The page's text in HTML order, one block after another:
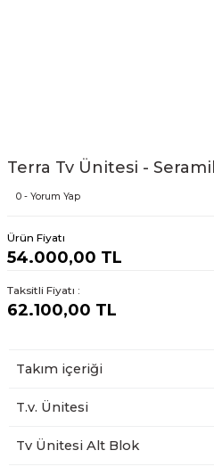
Terra Tv Ünitesi -
0 - Yorum Yap
Ürün Fiyatı
54.000,00 TL
Taksitli Fiyatı :
62.100,00 TL
Takım içeriği
T.v. Ünitesi
Tv Ünitesi Alt Blok